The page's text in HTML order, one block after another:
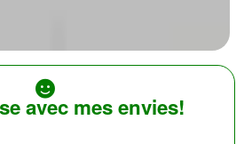
avec mes envies!